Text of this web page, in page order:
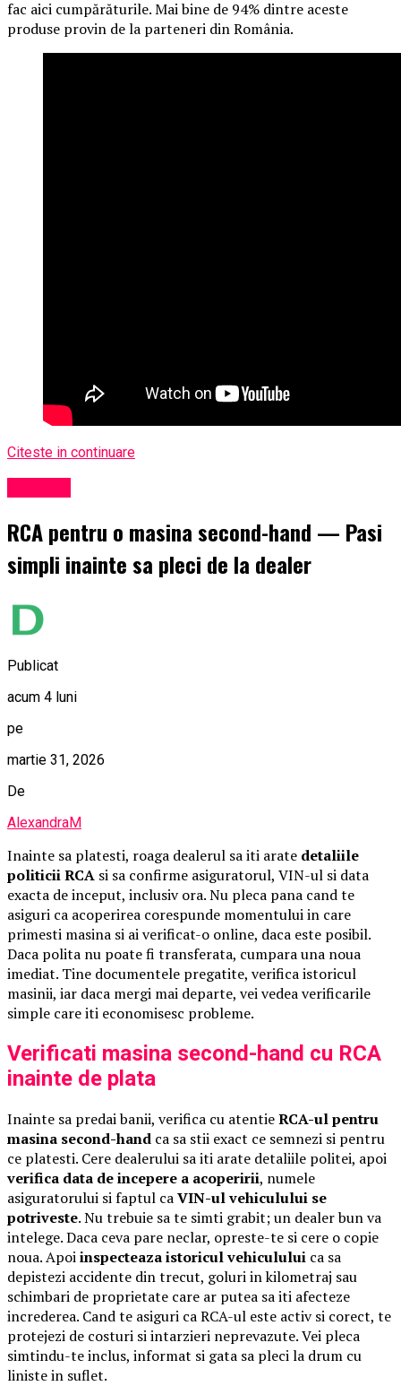
fac aici cumpărăturile. Mai bine de 94% dintre aceste
produse provin de la parteneri din România.
Citeste in continuare
RCA pentru o masina second-hand — Pasi
simpli inainte sa pleci de la dealer
Publicat
acum 4 luni
pe
martie 31, 2026
De
AlexandraM
Inainte sa platesti, roaga dealerul sa iti arate detaliile
politicii RCA si sa confirme asiguratorul, VIN-ul si data
exacta de inceput, inclusiv ora. Nu pleca pana cand te
asiguri ca acoperirea corespunde momentului in care
primesti masina si ai verificat-o online, daca este posibil.
Daca polita nu poate fi transferata, cumpara una noua
imediat. Tine documentele pregatite, verifica istoricul
masinii, iar daca mergi mai departe, vei vedea verificarile
simple care iti economisesc probleme.
Verificati masina second-hand cu RCA
inainte de plata
Inainte sa predai banii, verifica cu atentieRCA-ul pentru
masina second-hand ca sa stii exact ce semnezi si pentru
ce platesti. Cere dealerului sa iti arate detaliile politei, apoi
verifica data de incepere a acoperirii, numele
asiguratorului si faptul caVIN-ul vehiculului se
potriveste. Nu trebuie sa te simti grabit; un dealer bun va
intelege. Daca ceva pare neclar, opreste-te si cere o copie
noua. Apoiinspecteaza istoricul vehiculului ca sa
depistezi accidente din trecut, goluri in kilometraj sau
schimbari de proprietate care ar putea sa iti afecteze
increderea. Cand te asiguri ca RCA-ul este activ si corect, te
protejezi de costuri si intarzieri neprevazute. Vei pleca
simtindu-te inclus, informat si gata sa pleci la drum cu
liniste in suflet.